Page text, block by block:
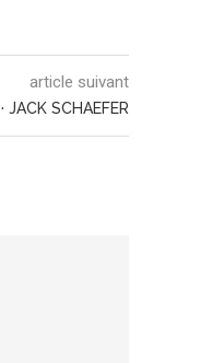
article suivant
JACK SCHAEFER